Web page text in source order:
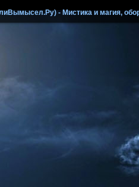
- Мистика и магия,